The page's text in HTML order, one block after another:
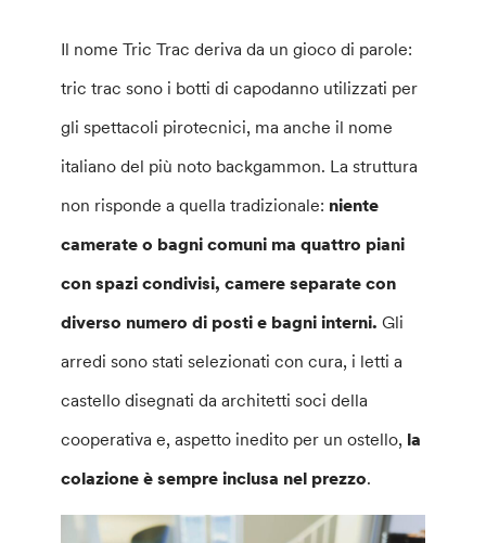
Il nome Tric Trac deriva da un gioco di parole:
tric trac sono i botti di capodanno utilizzati per
gli spettacoli pirotecnici, ma anche il nome
italiano del più noto backgammon. La struttura
non risponde a quella tradizionale: niente
camerate o bagni comuni ma quattro piani
con spazi condivisi, camere separate con
diverso numero di posti e bagni interni.Gli
arredi sono stati selezionati con cura, i letti a
castello disegnati da architetti soci della
cooperativa e, aspetto inedito per un ostello, la
colazione è sempre inclusa nel prezzo.